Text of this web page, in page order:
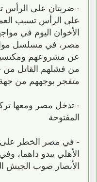
- ضربتان على الرأس
على الرأس تسبب
الأخوان اليوم في
مصر، في مسلسل
عن مشروعهم
من فشلهم القاتل
متفجر بوجههم من
- تدخل مصر ومعها
المفتوحة
- في مصر الخطر على
الأهلي يبدو داهما،
الأبصار صوب